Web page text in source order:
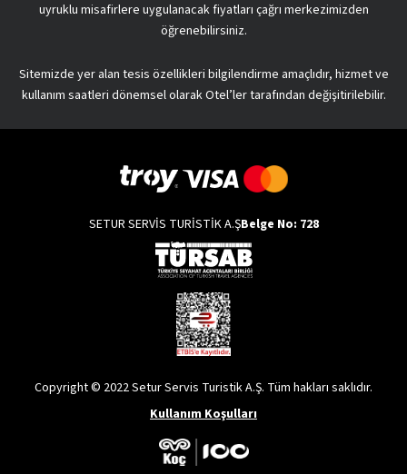
uyruklu misafirlere uygulanacak fiyatları çağrı merkezimizden
öğrenebilirsiniz.
Sitemizde yer alan tesis özellikleri bilgilendirme amaçlıdır, hizmet ve
kullanım saatleri dönemsel olarak Otel’ler tarafından değişitirilebilir.
SETUR SERVİS TURİSTİK A.ŞBelge No: 728
Copyright © 2022 Setur Servis Turistik A.Ş. Tüm hakları saklıdır.
Kullanım Koşulları